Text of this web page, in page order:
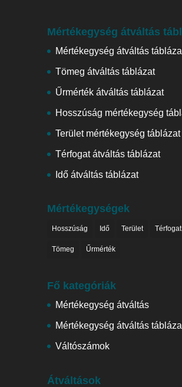
Mértékegység átváltás
Mértékegység átváltás
Tömeg átváltás táblázat
Űrmérték átváltás táblázat
Hosszúság mértékegység
Terület mértékegység táblázat
Térfogat átváltás táblázat
Idő átváltás táblázat
Mértékegységek
Hosszúság Idő Terület Térfogat
Tömeg Űrmérték
Fő kategóriák
Mértékegység átváltás
Mértékegység átváltás
Váltószámok
Átváltások